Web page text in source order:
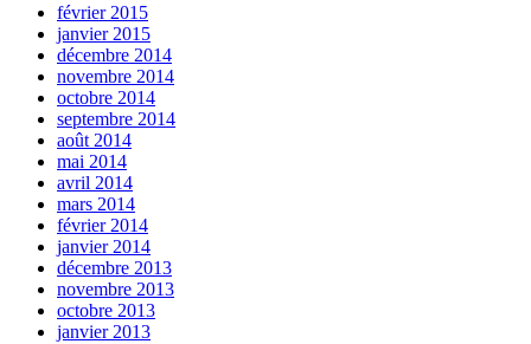
février 2015
janvier 2015
décembre 2014
novembre 2014
octobre 2014
septembre 2014
août 2014
mai 2014
avril 2014
mars 2014
février 2014
janvier 2014
décembre 2013
novembre 2013
octobre 2013
janvier 2013